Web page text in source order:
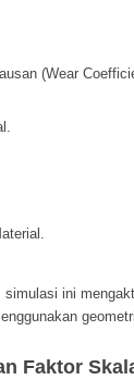
(Wear
simulasi ini
Faktor